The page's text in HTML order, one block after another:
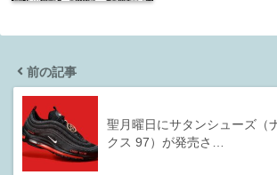
前の記事
聖月曜日にサタンシューズ（
クス 97）が発売さ…